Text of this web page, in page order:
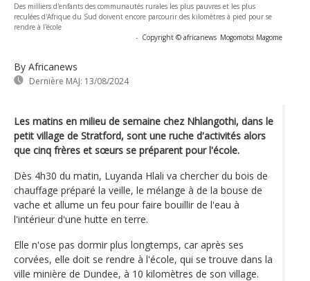
Des milliers d'enfants des communautés rurales les plus pauvres et les plus
reculées d'Afrique du Sud doivent encore parcourir des kilomètres à pied pour se
rendre à l'école
- Copyright © africanews Mogomotsi Magome
By Africanews
Dernière MAJ: 13/08/2024
Les matins en milieu de semaine chez Nhlangothi, dans le
petit village de Stratford, sont une ruche d'activités alors
que cinq frères et sœurs se préparent pour l'école.
Dès 4h30 du matin, Luyanda Hlali va chercher du bois de
chauffage préparé la veille, le mélange à de la bouse de
vache et allume un feu pour faire bouillir de l'eau à
l'intérieur d'une hutte en terre.
Elle n'ose pas dormir plus longtemps, car après ses
corvées, elle doit se rendre à l'école, qui se trouve dans la
ville minière de Dundee, à 10 kilomètres de son village.